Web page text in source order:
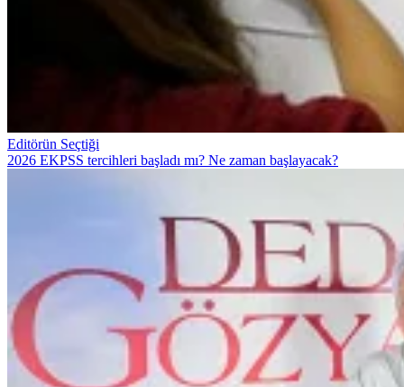
Editörün Seçtiği
2026 EKPSS tercihleri başladı mı? Ne zaman başlayacak?